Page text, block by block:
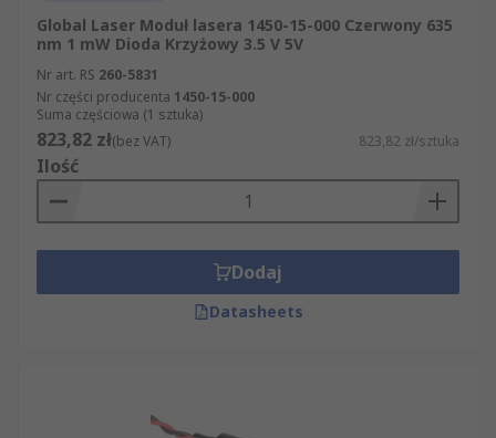
Global Laser Moduł lasera 1450-15-000 Czerwony 635
nm 1 mW Dioda Krzyżowy 3.5 V 5V
Nr art. RS 260-5831
Nr części producenta 1450-15-000
Suma częściowa (1 sztuka)
823,82 zł(bez VAT) 823,82 zł/sztuka
Ilość
Dodaj
Datasheets